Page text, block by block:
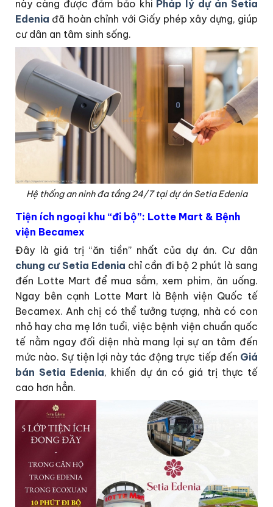
này càng được đảm bảo khi Pháp lý dự án Setia
Edenia đã hoàn chỉnh với Giấy phép xây dựng, giúp
cư dân an tâm sinh sống.
Hệ thống an ninh đa tầng 24/7 tại dự án Setia Edenia
Tiện ích ngoại khu “đi bộ”: Lotte Mart & Bệnh
viện Becamex
Đây là giá trị “ăn tiền” nhất của dự án. Cư dân
chung cư Setia Edenia chỉ cần đi bộ 2 phút là sang
đến Lotte Mart để mua sắm, xem phim, ăn uống.
Ngay bên cạnh Lotte Mart là Bệnh viện Quốc tế
Becamex. Anh chị có thể tưởng tượng, nhà có con
nhỏ hay cha mẹ lớn tuổi, việc bệnh viện chuẩn quốc
tế nằm ngay đối diện nhà mang lại sự an tâm đến
mức nào. Sự tiện lợi này tác động trực tiếp đến Giá
bán Setia Edenia, khiến dự án có giá trị thực tế
cao hơn hẳn.